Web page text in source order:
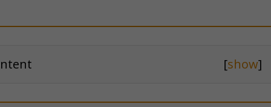
[show]